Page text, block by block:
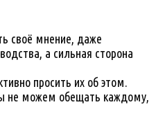
своё мнение, даже
а сильная сторона
просить их об этом.
не можем обещать каждому,